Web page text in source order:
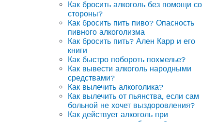
Как бросить алкоголь без помощи со
стороны?
Как бросить пить пиво? Опасность
пивного алкоголизма
Как бросить пить? Ален Карр и его
книги
Как быстро побороть похмелье?
Как вывести алкоголь народными
средствами?
Как вылечить алкоголика?
Как вылечить от пьянства, если сам
больной не хочет выздоровления?
Как действует алкоголь при